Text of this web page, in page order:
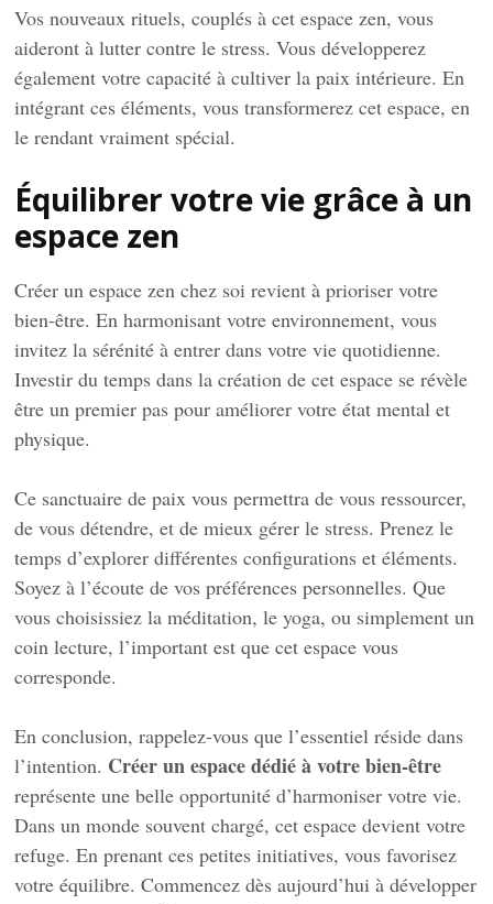
Vos nouveaux rituels, couplés à cet espace zen, vous
aideront à lutter contre le stress. Vous développerez
également votre capacité à cultiver la paix intérieure. En
intégrant ces éléments, vous transformerez cet espace, en
le rendant vraiment spécial.
Équilibrer votre vie grâce à un
espace zen
Créer un espace zen chez soi revient à prioriser votre
bien-être. En harmonisant votre environnement, vous
invitez la sérénité à entrer dans votre vie quotidienne.
Investir du temps dans la création de cet espace se révèle
être un premier pas pour améliorer votre état mental et
physique.
Ce sanctuaire de paix vous permettra de vous ressourcer,
de vous détendre, et de mieux gérer le stress. Prenez le
temps d’explorer différentes configurations et éléments.
Soyez à l’écoute de vos préférences personnelles. Que
vous choisissiez la méditation, le yoga, ou simplement un
coin lecture, l’important est que cet espace vous
corresponde.
En conclusion, rappelez-vous que l’essentiel réside dans
l’intention. Créer un espace dédié à votre bien-être
représente une belle opportunité d’harmoniser votre vie.
Dans un monde souvent chargé, cet espace devient votre
refuge. En prenant ces petites initiatives, vous favorisez
votre équilibre. Commencez dès aujourd’hui à développer